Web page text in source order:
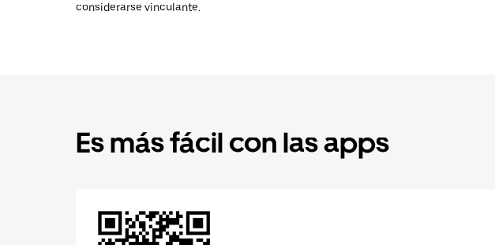
considerarse vinculante.
Es más fácil con las apps